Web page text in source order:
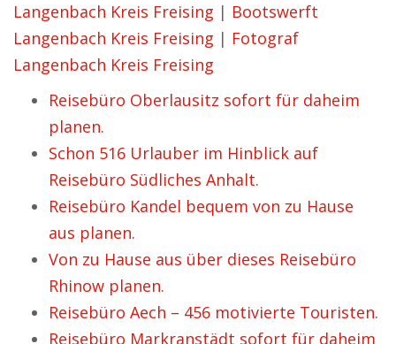
Langenbach Kreis Freising | Bootswerft
Langenbach Kreis Freising | Fotograf
Langenbach Kreis Freising
Reisebüro Oberlausitz sofort für daheim
planen.
Schon 516 Urlauber im Hinblick auf
Reisebüro Südliches Anhalt.
Reisebüro Kandel bequem von zu Hause
aus planen.
Von zu Hause aus über dieses Reisebüro
Rhinow planen.
Reisebüro Aech – 456 motivierte Touristen.
Reisebüro Markranstädt sofort für daheim